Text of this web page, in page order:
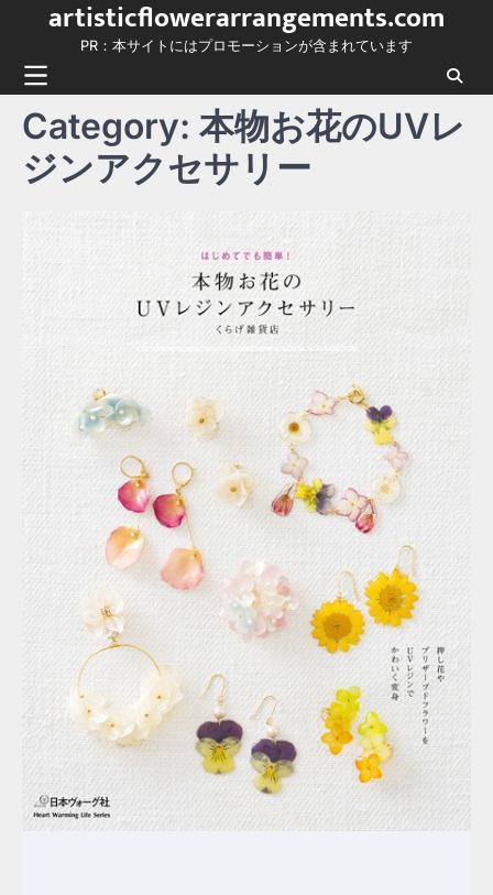
content
artisticflowerarrangements.com
PR：本サイトにはプロモーションが含まれています
Category: 本物お花のUVレ
ジンアクセサリー